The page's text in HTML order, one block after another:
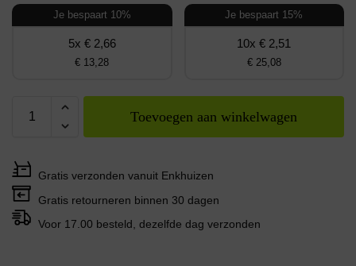
Je bespaart 10%
5x € 2,66
€ 13,28
Je bespaart 15%
10x € 2,51
€ 25,08
Toevoegen aan winkelwagen
Gratis verzonden vanuit Enkhuizen
Gratis retourneren binnen 30 dagen
Voor 17.00 besteld, dezelfde dag verzonden